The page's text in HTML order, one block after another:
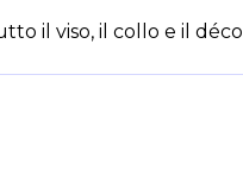
il viso, il collo e il